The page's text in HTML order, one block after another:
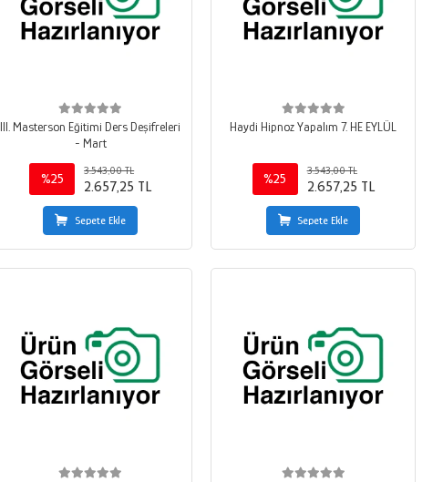
III. Masterson Eğitimi Ders Deşifreleri
- Mart
%25
3.543,00 TL
2.657,25 TL
Sepete Ekle
Haydi Hipnoz Yapalım 7. HE EYLÜL
%25
3.543,00 TL
2.657,25 TL
Sepete Ekle